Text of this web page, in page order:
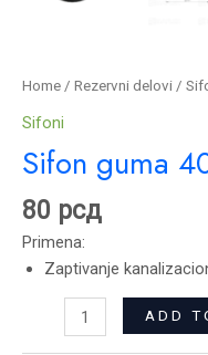
Home / Rezervni delovi /
Sifoni
Sifon guma
80 рсд
Primena:
Zaptivanje
ADD